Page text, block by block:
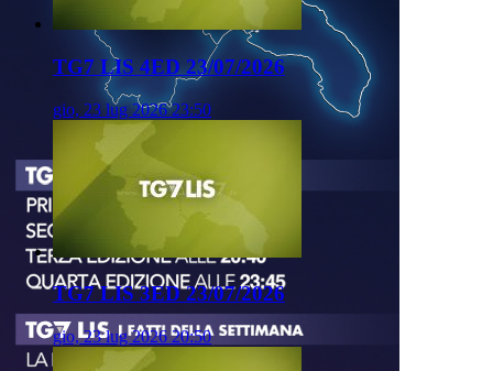
TG7 LIS 4ED 23/07/2026
gio, 23 lug 2026 23:50
TG7 LIS 3ED 23/07/2026
gio, 23 lug 2026 20:50